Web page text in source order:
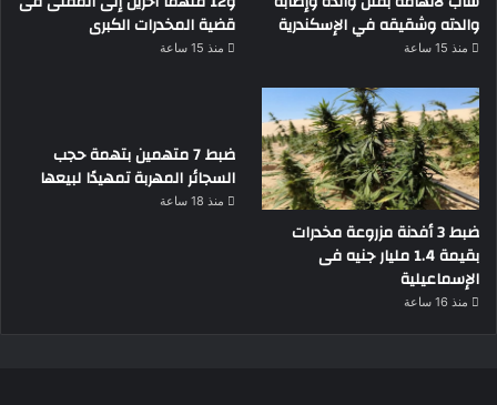
والدته وشقيقه في الإسكندرية
منذ 15 ساعة
قضية المخدرات الكبرى
منذ 15 ساعة
ضبط 3 أفدنة مزروعة مخدرات
بقيمة 1.4 مليار جنيه فى
الإسماعيلية
منذ 16 ساعة
ضبط 7 متهمين بتهمة حجب
السجائر المهربة تمهيدًا لبيعها
منذ 18 ساعة